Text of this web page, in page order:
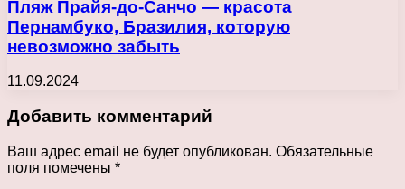
Пляж Прайя-до-Санчо — красота
Пернамбуко, Бразилия, которую
невозможно забыть
11.09.2024
Добавить комментарий
Ваш адрес email не будет опубликован. Обязательные
поля помечены *